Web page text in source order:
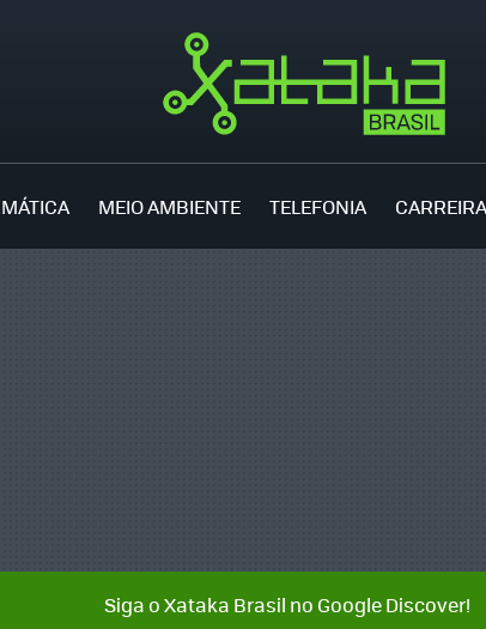
MEIO AMBIENTE TELEFONIA CARREIRA
Siga o Xataka Brasil no Google Discover!